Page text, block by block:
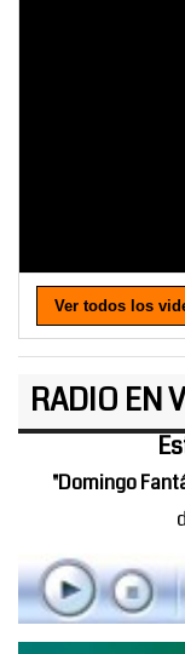
Ver todos los
RADIO EN
"Domingo